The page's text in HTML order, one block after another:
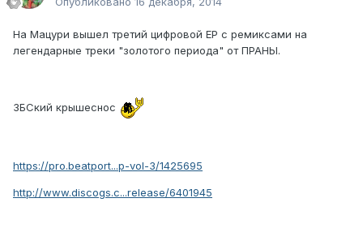
На Мацури вышел третий цифровой EP с ремиксами на
легендарные треки "золотого периода" от ПРАНЫ.
ЗБСкий крышеснос
https://pro.beatport...p-vol-3/1425695
http://www.discogs.c...release/6401945